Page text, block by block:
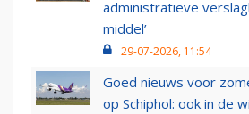
administratieve
middel’
29-07-2026, 11:54
Goed nieuws voor
op Schiphol: ook in de